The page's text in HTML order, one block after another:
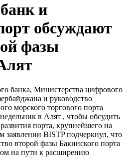
и
обсуждают
фазы
банка, Министерства цифрового
и руководство
морского торгового порта
в Алят , чтобы обсудить
порта, крупнейшего на
заявлении BISTP подчеркнул, что
второй фазы Бакинского порта
на пути к расширению